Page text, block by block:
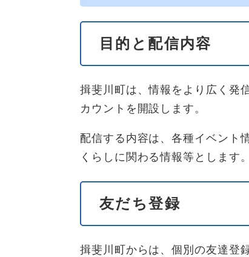
目的と配信内容
揖斐川町は、情報をより広く発
カウントを開設します。
配信する内容は、各種イベント
くらしに関わる情報等とします。
友だち登録
揖斐川町からは、個別の友達登